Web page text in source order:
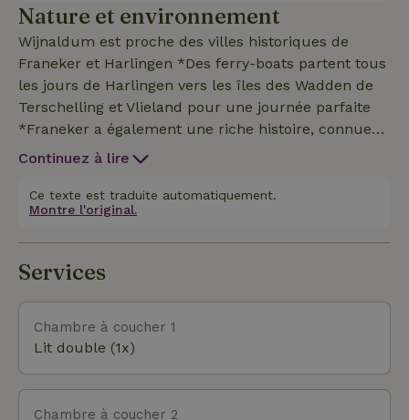
équipée.* Jardin spacieux où tu pourras profiter du
soleil et avec un peu de chance, tu pourras
apercevoir les cerfs.
Nature et environnement
Wijnaldum est proche des villes historiques de
Franeker et Harlingen *Des ferry-boats partent tous
les jours de Harlingen vers les îles des Wadden de
Terschelling et Vlieland pour une journée parfaite
*Franeker a également une riche histoire, connue
entre autres pour le célèbre Planétarium d'Eise
et découvre la digue de la mer des Wadden, qui fait
partie du site du patrimoine mondial de l'Unesco, à
2 km de là.
Continuez à lire
Ce texte est traduite automatiquement.
Montre l'original.
Services
Chambre à coucher 1
Lit double (1x)
Chambre à coucher 2